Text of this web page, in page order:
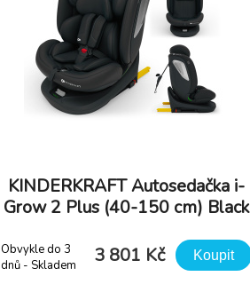
KINDERKRAFT Autosedačka i-
Grow 2 Plus (40-150 cm) Black
Obvykle do 3
dnů - Skladem
3 801 Kč Koupit